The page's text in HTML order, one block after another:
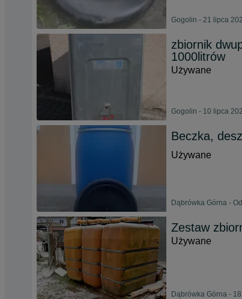
Gogolin - 21 lipca
zbiornik
1000litrów
Używane
Gogolin - 10 lipca
Beczka,
Używane
Dąbrówka Górna -
Zestaw
Używane
Dąbrówka Górna -